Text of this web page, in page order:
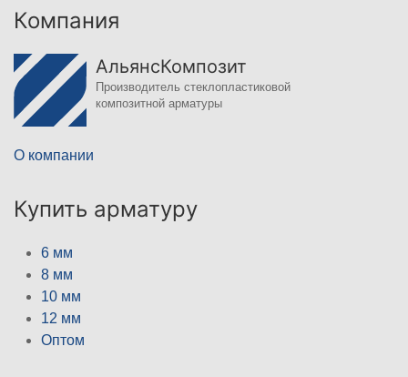
Компания
АльянсКомпозит
Производитель стеклопластиковой
композитной арматуры
О компании
Купить арматуру
6 мм
8 мм
10 мм
12 мм
Оптом